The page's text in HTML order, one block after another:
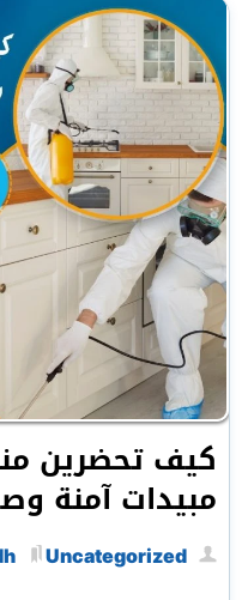
كيف تحضرين
مبيدات آمنة
Uncategorized